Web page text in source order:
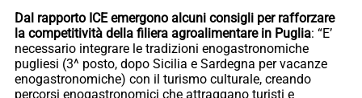
Dal rapporto ICE emergono alcuni consigli per rafforzare
la competitività della filiera agroalimentare in Puglia: “E’
necessario integrare le tradizioni enogastronomiche
pugliesi (3^ posto, dopo Sicilia e Sardegna per vacanze
enogastronomiche) con il turismo culturale, creando
percorsi enogastronomici che attraggano turisti e